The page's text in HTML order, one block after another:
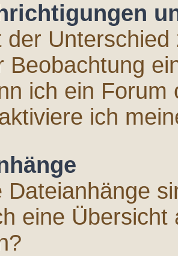
der
Beobachtung
ich ein Forum
ich
Dateianhänge
eine